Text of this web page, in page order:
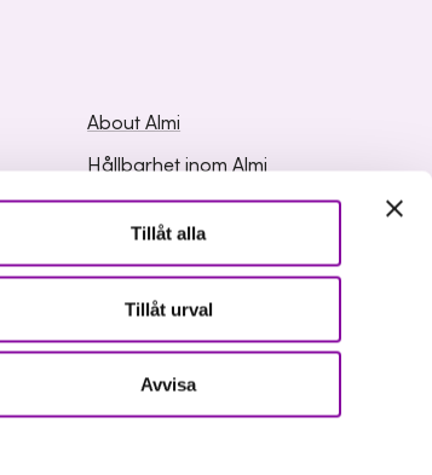
Tillåt alla
Tillåt urval
Avvisa
About Almi
Hållbarhet inom Almi
Organisation
Media and press